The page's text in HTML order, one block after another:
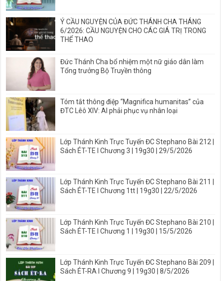
Ý CẦU NGUYỆN CỦA ĐỨC THÁNH CHA THÁNG
6/2026: CẦU NGUYỆN CHO CÁC GIÁ TRỊ TRONG
THỂ THAO
Đức Thánh Cha bổ nhiệm một nữ giáo dân làm
Tổng trưởng Bộ Truyền thông
Tóm tắt thông điệp “Magnifica humanitas” của
ĐTC Lêô XIV: AI phải phục vụ nhân loại
Lớp Thánh Kinh Trực Tuyến ĐC Stephano Bài 212 |
Sách ÉT-TE I Chương 3 | 19g30 | 29/5/2026
Lớp Thánh Kinh Trực Tuyến ĐC Stephano Bài 211 |
Sách ÉT-TE I Chương 1tt | 19g30 | 22/5/2026
Lớp Thánh Kinh Trực Tuyến ĐC Stephano Bài 210 |
Sách ÉT-TE I Chương 1 | 19g30 | 15/5/2026
Lớp Thánh Kinh Trực Tuyến ĐC Stephano Bài 209 |
Sách ÉT-RA I Chương 9 | 19g30 | 8/5/2026